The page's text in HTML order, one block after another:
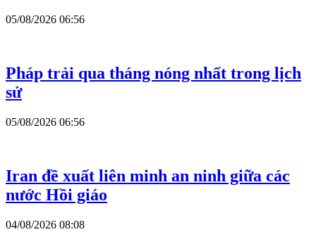
05/08/2026 06:56
Pháp trải qua tháng nóng nhất trong lịch
sử
05/08/2026 06:56
Iran đề xuất liên minh an ninh giữa các
nước Hồi giáo
04/08/2026 08:08